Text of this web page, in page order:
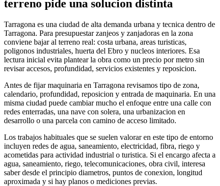
terreno pide una solucion distinta
Tarragona es una ciudad de alta demanda urbana y tecnica dentro de
Tarragona. Para presupuestar zanjeos y zanjadoras en la zona
conviene bajar al terreno real: costa urbana, areas turisticas,
poligonos industriales, huerta del Ebro y nucleos interiores. Esa
lectura inicial evita plantear la obra como un precio por metro sin
revisar accesos, profundidad, servicios existentes y reposicion.
Antes de fijar maquinaria en Tarragona revisamos tipo de zona,
calendario, profundidad, reposicion y entrada de maquinaria. En una
misma ciudad puede cambiar mucho el enfoque entre una calle con
redes enterradas, una nave con solera, una urbanizacion en
desarrollo o una parcela con camino de acceso limitado.
Los trabajos habituales que se suelen valorar en este tipo de entorno
incluyen redes de agua, saneamiento, electricidad, fibra, riego y
acometidas para actividad industrial o turistica. Si el encargo afecta a
agua, saneamiento, riego, telecomunicaciones, obra civil, interesa
saber desde el principio diametros, puntos de conexion, longitud
aproximada y si hay planos o mediciones previas.